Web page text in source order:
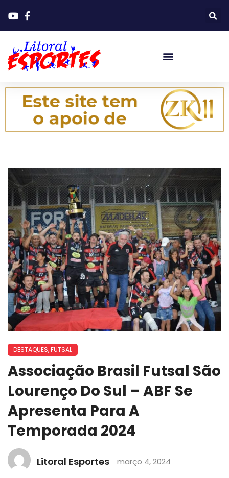
DESTAQUES,FUTSAL
Associação Brasil Futsal São
Lourenço Do Sul – ABF Se
Apresenta Para A
Temporada 2024
Litoral Esportes março 4, 2024